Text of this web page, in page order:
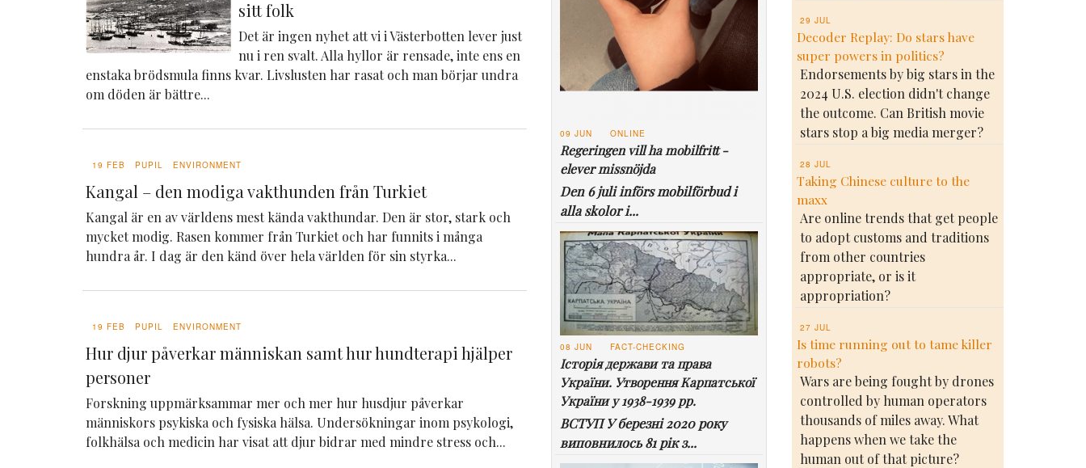
sitt folk
Det är ingen nyhet att vi i Västerbotten lever just
nu i ren svalt. Alla hyllor är rensade, inte ens en
enstaka brödsmula finns kvar. Livslusten har rasat och man börjar undra
om döden är bättre...
19 FEB PUPIL ENVIRONMENT
Kangal – den modiga vakthunden från Turkiet
Kangal är en av världens mest kända vakthundar. Den är stor, stark och
mycket modig. Rasen kommer från Turkiet och har funnits i många
hundra år. I dag är den känd över hela världen för sin styrka...
19 FEB PUPIL ENVIRONMENT
Hur djur påverkar människan samt hur hundterapi hjälper
personer
Forskning uppmärksammar mer och mer hur husdjur påverkar
människors psykiska och fysiska hälsa. Undersökningar inom psykologi,
folkhälsa och medicin har visat att djur bidrar med mindre stress och...
09 JUN ONLINE
Regeringen vill ha mobilfritt -
elever missnöjda
Den 6 juli införs mobilförbud i
alla skolor i...
08 JUN FACT-CHECKING
Історія держави та права
України. Утворення Карпатської
України у 1938-1939 рр.
ВСТУП У березні 2020 року
виповнилось 81 рік з...
29 JUL
Decoder Replay: Do stars have
super powers in politics?
Endorsements by big stars in the
2024 U.S. election didn't change
the outcome. Can British movie
stars stop a big media merger?
28 JUL
Taking Chinese culture to the
maxx
Are online trends that get people
to adopt customs and traditions
from other countries
appropriate, or is it
appropriation?
27 JUL
Is time running out to tame killer
robots?
Wars are being fought by drones
controlled by human operators
thousands of miles away. What
happens when we take the
human out of that picture?